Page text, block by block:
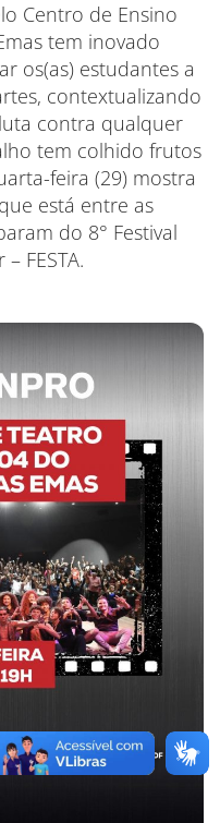
Centro de Ensino
tem inovado
os(as) estudantes a
contextualizando
contra qualquer
tem colhido frutos
feira (29) mostra
está entre as
do 8° Festival
FESTA.